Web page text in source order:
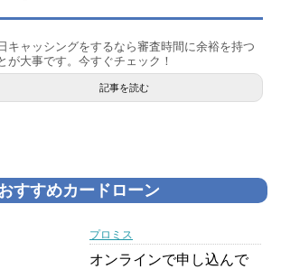
キャッシングをするなら審査時間に余裕を持つ
が大事です。今すぐチェック！
記事を読む
すすめカードローン
プロミス
オンラインで申し込んで